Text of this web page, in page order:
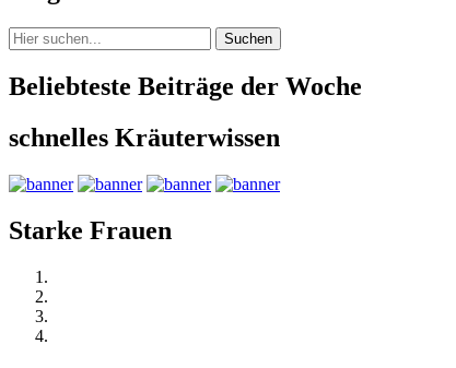
Suchen
Beliebteste Beiträge der Woche
schnelles Kräuterwissen
Starke Frauen